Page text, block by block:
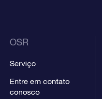
OSR
Serviço
Entre em contato
conosco